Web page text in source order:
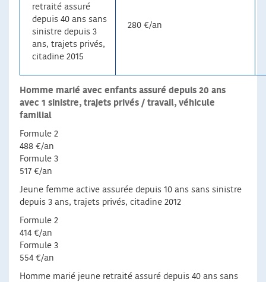
retraité assuré
depuis 40 ans sans
sinistre depuis 3
ans, trajets privés,
citadine 2015
280 €/an
Homme marié avec enfants assuré depuis 20 ans
avec 1 sinistre, trajets privés / travail, véhicule
familial
Formule 2
488 €/an
Formule 3
517 €/an
Jeune femme active assurée depuis 10 ans sans sinistre
depuis 3 ans, trajets privés, citadine 2012
Formule 2
414 €/an
Formule 3
554 €/an
Homme marié jeune retraité assuré depuis 40 ans sans